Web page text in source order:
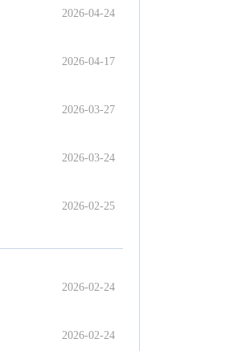
2026-04-24
2026-04-17
2026-03-27
2026-03-24
2026-02-25
2026-02-24
2026-02-24